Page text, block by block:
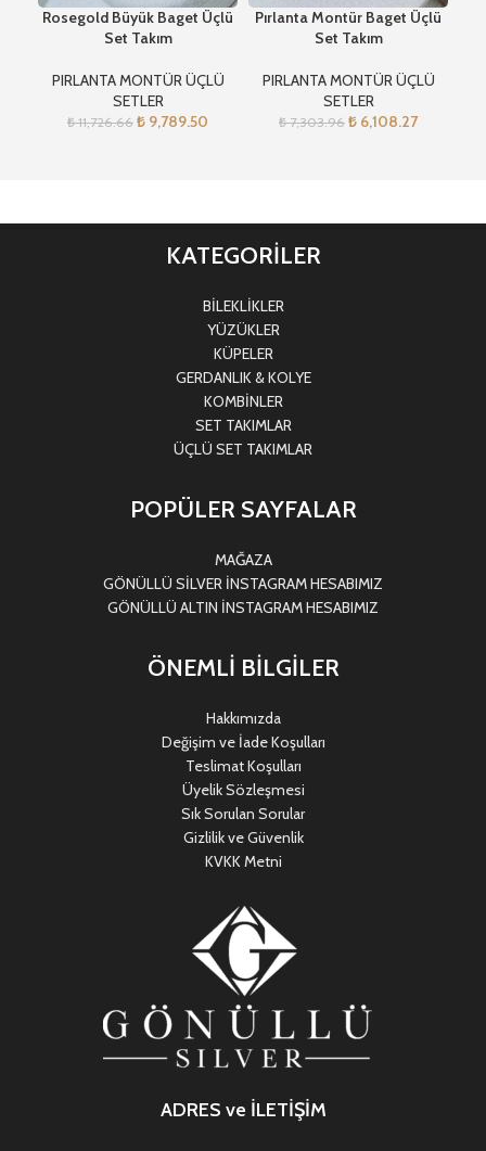
Rosegold Büyük Baget Üçlü
Set Takım
PIRLANTA MONTÜR ÜÇLÜ
SETLER
₺11,726.66 ₺ 9,789.50
Pırlanta Montür Baget Üçlü
Set Takım
PIRLANTA MONTÜR ÜÇLÜ
SETLER
₺7,303.96 ₺ 6,108.27
KATEGORİLER
BİLEKLİKLER
YÜZÜKLER
KÜPELER
GERDANLIK & KOLYE
KOMBİNLER
SET TAKIMLAR
ÜÇLÜ SET TAKIMLAR
POPÜLER SAYFALAR
MAĞAZA
GÖNÜLLÜ SİLVER İNSTAGRAM HESABIMIZ
GÖNÜLLÜ ALTIN İNSTAGRAM HESABIMIZ
ÖNEMLİ BİLGİLER
Hakkımızda
Değişim ve İade Koşulları
Teslimat Koşulları
Üyelik Sözleşmesi
Sık Sorulan Sorular
Gizlilik ve Güvenlik
KVKK Metni
ADRES ve İLETİŞİM